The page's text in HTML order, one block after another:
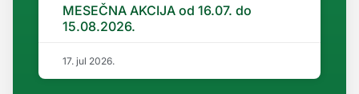
MESEČNA AKCIJA od 16.07. do
15.08.2026.
17. jul 2026.